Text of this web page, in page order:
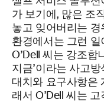
가 보기에, 많은 조
놓고 잊어버리는
환경에서는 그런
O’Dell 씨는 강조합
지금’이라는 사고
대치와 요구사항은
래서 O’Dell 씨는